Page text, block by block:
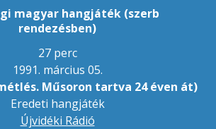
magyar hangjáték (szerb
rendezésben)
27 perc
1991. március 05.
Műsoron tartva 24 éven át)
Eredeti hangjáték
Újvidéki Rádió